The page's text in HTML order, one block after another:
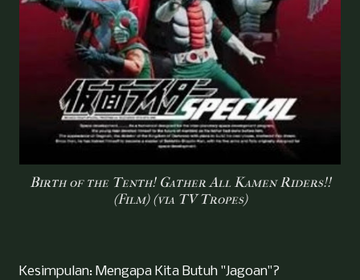
Birth of the Tenth! Gather All Kamen Riders!!
(Film) (via TV Tropes)
Kesimpulan: Mengapa Kita Butuh "Jagoan"?